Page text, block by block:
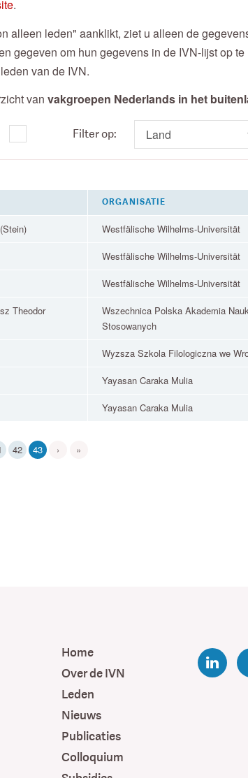
.
alleen leden" aanklikt, ziet u alleen de
gegeven om hun gegevens in de IVN-lijst op
van de IVN.
van vakgroepen Nederlands in het
Filter op:
ORGANISATIE
Westfälische Wilhelms-Universität
Westfälische Wilhelms-Universität
Westfälische Wilhelms-Universität
Theodor
Wszechnica Polska Akademia Nauk
Stosowanych
Wyzsza Szkola Filologiczna we
Yayasan Caraka Mulia
Yayasan Caraka Mulia
42 43(current)
› »
Home
Over de IVN
Leden
Nieuws
Publicaties
Colloquium